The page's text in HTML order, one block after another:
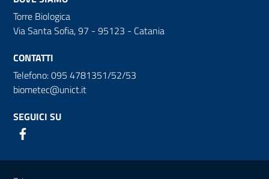
Torre Biologica
Via Santa Sofia, 97 - 95123 - Catania
CONTATTI
Telefono: 095 4781351/52/53
biometec@unict.it
SEGUICI SU
Link e informazioni utili